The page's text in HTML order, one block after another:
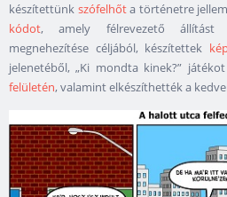
készítettünk szófelhőta történetre
kódot, amely félrevezető állítást
megnehezítése céljából, készítettek
jelenetéből, „Ki mondta kinek?”
felületén, valamint elkészíthették a